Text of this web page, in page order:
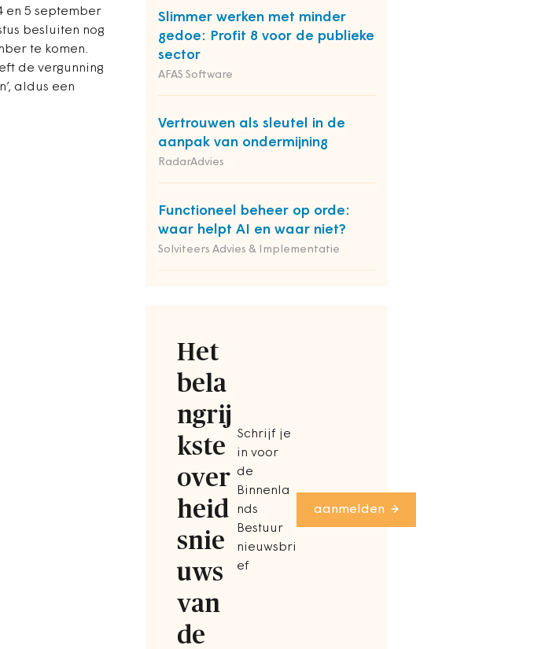
en 5 september
besluiten nog
te komen.
de vergunning
aldus een
Slimmer werken met minder
gedoe: Profit 8 voor de publieke
sector
AFAS Software
Vertrouwen als sleutel in de
aanpak van ondermijning
RadarAdvies
Functioneel beheer op orde:
waar helpt AI en waar niet?
Solviteers Advies & Implementatie
Het
bela
ngrij
kste
over
heid
snie
uws
van
de
Schrijf je
in voor
de
Binnenla
nds
Bestuur
nieuwsbri
ef
aanmelden